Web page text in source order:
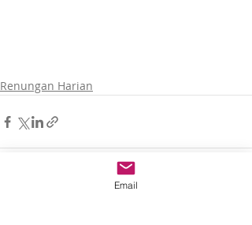
Renungan Harian
Email